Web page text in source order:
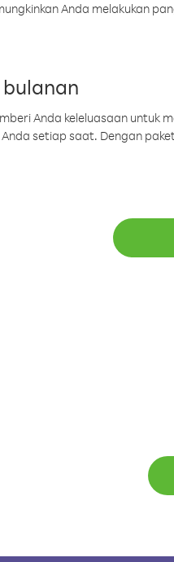
Anda melakukan
Anda keleluasaan untuk
setiap saat. Dengan